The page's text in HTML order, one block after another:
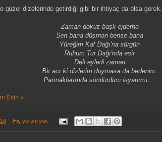
güzel dizelerinde getirdiği gibi bir ihtiyaç da olsa gerek.
Zaman dokuz başlı ejderha
Sen bana düşman bense bana
Yüreğim Kaf Dağı'na sürgün
Ruhum Tur Dağı'nda esir
Deli eyledi zaman
Bir acı ki dizlerim duymasa da bedenim
Parmaklarımda söndürdüm isyanımı....
Edin »
Hiç yorum yok: